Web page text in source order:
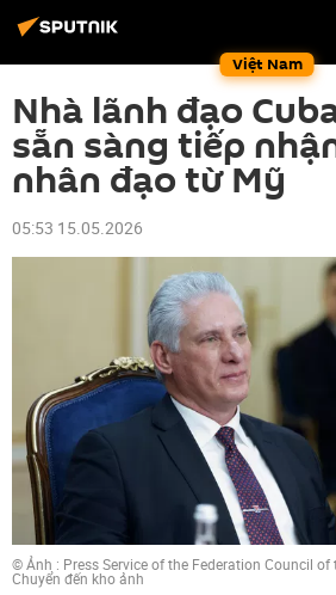
Việt Nam
Nhà lãnh đạo
sẵn sàng tiếp
nhân đạo từ Mỹ
05:53 15.05.2026
© Ảnh : Press Service of the Federation Council of
Chuyển đến kho ảnh